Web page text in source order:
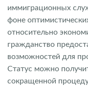
иммиграционных
фоне
относительно
гражданство
возможностей для
Статус можно
сокращенной